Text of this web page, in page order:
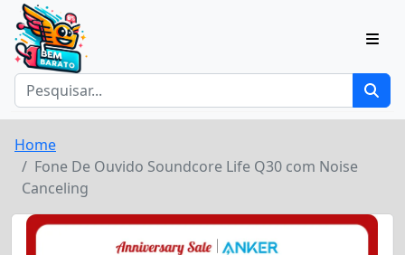
Home
Fone De Ouvido Soundcore Life Q30 com Noise
Canceling